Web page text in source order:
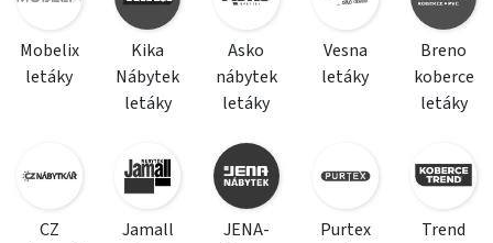
Mobelix
letáky
Kika
Nábytek
letáky
Asko
nábytek
letáky
Vesna
letáky
Breno
koberce
letáky
CZ
Jamall
JENA-
Purtex
Trend